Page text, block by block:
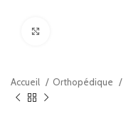
Accueil Orthopédique